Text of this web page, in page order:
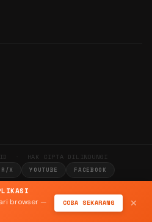
browser —
COBA SEKARANG ✕
· HAK CIPTA DILINDUNGI
X YOUTUBE FACEBOOK